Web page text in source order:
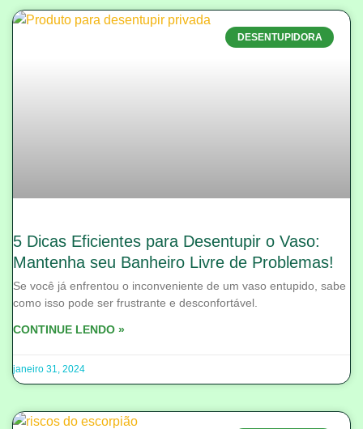
DESENTUPIDORA
5 Dicas Eficientes para Desentupir o Vaso:
Mantenha seu Banheiro Livre de Problemas!
Se você já enfrentou o inconveniente de um vaso entupido, sabe
como isso pode ser frustrante e desconfortável.
CONTINUE LENDO »
janeiro 31, 2024